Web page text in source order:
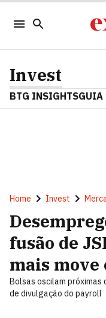
Invest
BTG INSIGHTSGUIA
Home Invest
fusão de
mais move
Bolsas oscilam
de divulgação do payroll